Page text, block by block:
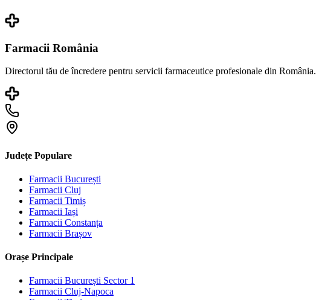
Farmacii România
Directorul tău de încredere pentru servicii farmaceutice profesionale din România.
Județe Populare
Farmacii București
Farmacii Cluj
Farmacii Timiș
Farmacii Iași
Farmacii Constanța
Farmacii Brașov
Orașe Principale
Farmacii București Sector 1
Farmacii Cluj-Napoca